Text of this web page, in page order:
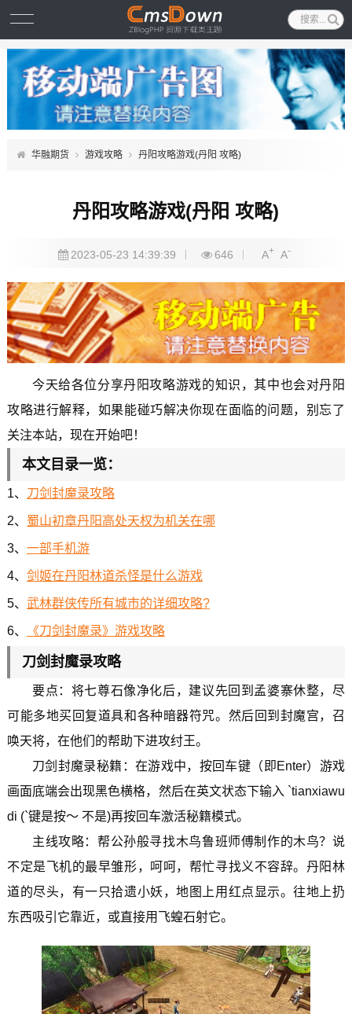
华融期货 游戏攻略 丹阳攻略游戏(丹阳 攻略)
丹阳攻略游戏(丹阳 攻略)
2023-05-23 14:39:39 646 A+ A-
今天给各位分享丹阳攻略游戏的知识，其中也会对丹阳
攻略进行解释，如果能碰巧解决你现在面临的问题，别忘了
关注本站，现在开始吧！
本文目录一览：
1、 刀剑封魔录攻略
2、 蜀山初章丹阳高处天权为机关在哪
3、 一部手机游
4、 剑姬在丹阳林道杀怪是什么游戏
5、 武林群侠传所有城市的详细攻略?
6、 《刀剑封魔录》游戏攻略
刀剑封魔录攻略
要点：将七尊石像净化后，建议先回到孟婆寨休整，尽
可能多地买回复道具和各种暗器符咒。然后回到封魔宫，召
唤天将，在他们的帮助下进攻纣王。
刀剑封魔录秘籍：在游戏中，按回车键（即Enter）游戏
画面底端会出现黑色横格，然后在英文状态下输入 `tianxiawu
di (`键是按～ 不是)再按回车激活秘籍模式。
主线攻略：帮公孙般寻找木鸟鲁班师傅制作的木鸟？说
不定是飞机的最早雏形，呵呵，帮忙寻找义不容辞。丹阳林
道的尽头，有一只拾遗小妖，地图上用红点显示。往地上扔
东西吸引它靠近，或直接用飞蝗石射它。